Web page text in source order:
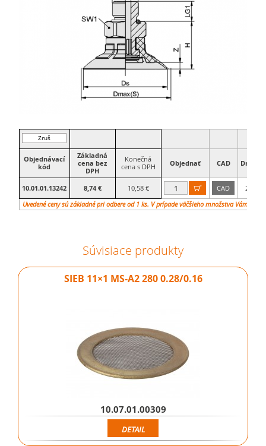
Zruš
filter
Objednávací
kód
Základná
cena bez
DPH
Konečná
cena s DPH
Objednať CAD
10.01.01.13242 8,74 € 10,58 €  CAD 28
Uvedené ceny sú základné pri odbere od 1 ks. V prípade väčšieho množstva Vám
Súvisiace produkty
SIEB 11×1 MS-A2 280 0.28/0.16
10.07.01.00309
DETAIL